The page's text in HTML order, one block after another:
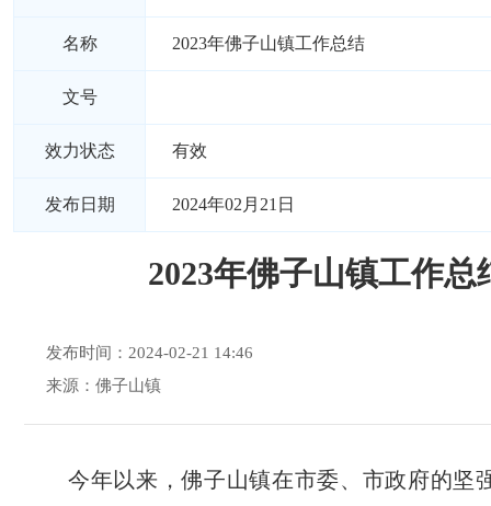
名称 2023年佛子山镇工作总结
文号
效力状态 有效
发布日期 2024年02月21日
2023年佛子山镇工作总
发布时间：2024-02-21 14:46
来源：佛子山镇
今年以来，佛子山镇在市委、市政府的坚